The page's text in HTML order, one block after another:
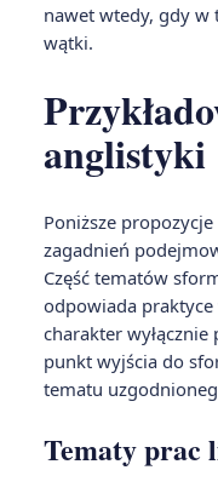
nawet wtedy, gdy w
wątki.
anglistyki
Poniższe
zagadnień
Część tematów
odpowiada
charakter
punkt wyjścia do
tematu
Tematy prac